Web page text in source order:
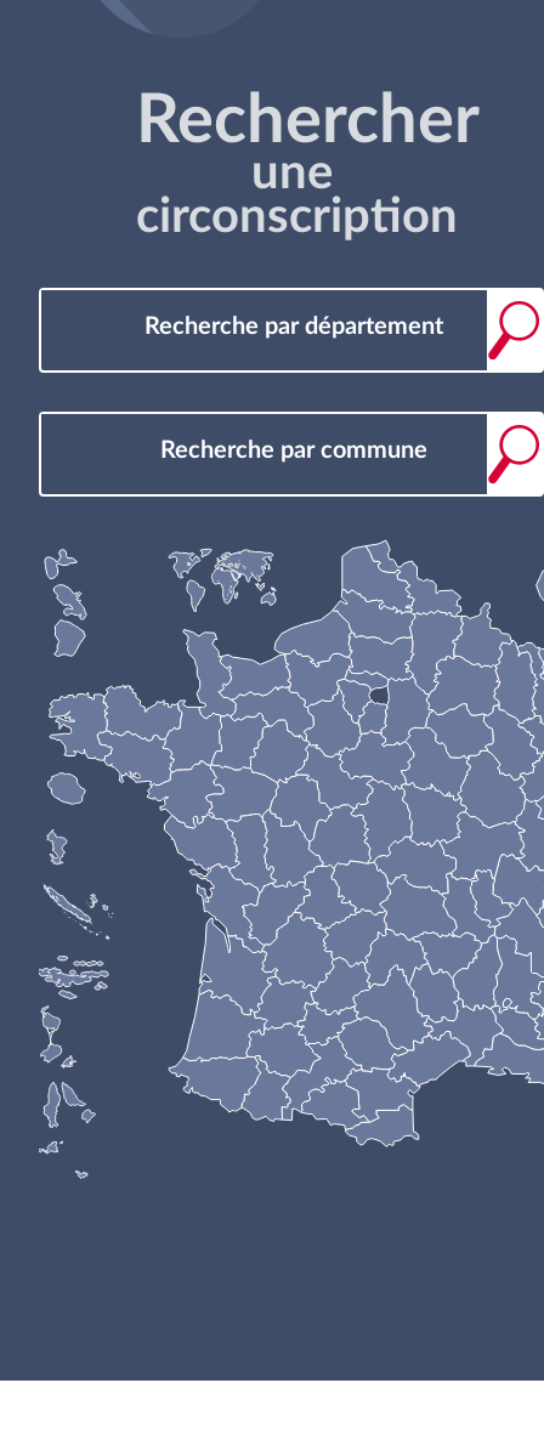
Rechercher
une
circonscription
Recherche par département
Recherche par commune